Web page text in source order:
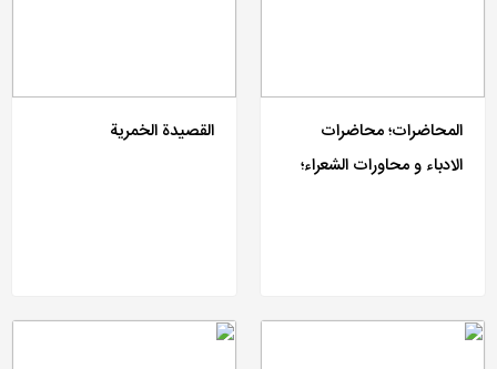
المحاضرات؛ محاضرات
الادباء و محاورات الشعراء؛
القصیدة الخمریة